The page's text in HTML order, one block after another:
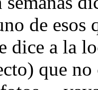
de esos
dice a la
que